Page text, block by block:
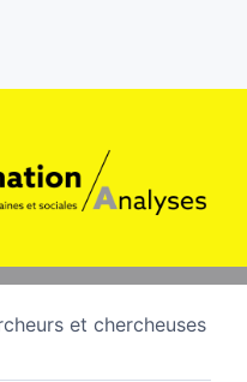
et chercheuses